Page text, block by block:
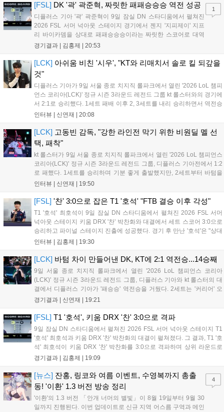
[FSL] DK '곽' 곽준혁, 짜릿한 패패승승승 역전 성공
디플러스 기아 '곽' 곽준혁이 9일 잠실 DN 스타디움에서 펼쳐진
2026 FSL 서머 넉아웃 스테이지 경기에서 젠지 '지피제이' 지프
리 바이카뎀을 상대로 패패승승승이라는 짜릿한 스코어로 대역
전에 성공하며 파이널 스테이지로 향했다. 1세트, 전반전은 서로
로 깔끔한 마무리에 성공했고, '곽...
경기결과 | 김홍제 20:53
1
[LCK] 아쉬움 비친 '시우', "KT와 리매치서 솔로 킬 되갚을
것"
디플러스 기아가 9일 서울 종로 치지직 롤파크에서 열린 '2026 LoL 챔피
언스 코리아(LCK)' 정규 시즌 3라운드 레전드 그룹 kt 롤스터와의 경기에
서 2:1로 승리했다. 1세트 패배 이후 2, 3세트를 내리 승리하면서 역전승
을 거뒀다. 14승을 달성한 디플러스 기아는 4위 kt 롤스터를 1승 차이로
인터뷰 | 신연재 20:08
[LCK] 고동빈 감독, "강한 라인전 막기 위한 비원딜 멜 선
택, 패착"
kt 롤스터가 9일 서울 종로 치지직 롤파크에서 열린 '2026 LoL 챔피언스
코리아(LCK)' 정규 시즌 3라운드 레전드 그룹, 디플러스 기아전에서 1:2
로 패했다. 1세트를 승리하며 기분 좋게 출발했지만, 2세트부터 바텀을
중심으로 게임을 풀어간 디플러스 기아의 승리 플랜을 막아내지 못했다.
인터뷰 | 신연재 19:50
[FSL] '찬' 3:0으로 잡은 T1 '호석' "FTB 결승 이후 각성"
T1 '호석' 최호석이 9일 잠실 DN 스타디움에서 펼쳐진 2026 FSL 서머
넉아웃 스테이지 키움 DRX '찬' 박찬화와 대결에서 세트 스코어 3:0으로
승리하고 파이널 스테이지 진출에 성공했다. 경기 후 만난 '호석'은 "상대
가 강하지만, 내가 할 것만 잘하면 충분히 승산이 있을 것 같았다"고 말하
인터뷰 | 김홍제 19:30
[LCK] 바텀 차이 만들어낸 DK, KT에 2:1 역전승...14승째
9일 서울 종로 치지직 롤파크에서 열린 '2026 LoL 챔피언스 코리아
(LCK)' 정규 시즌 3라운드 레전드 그룹, 디플러스 기아와 kt 롤스터의 대
결에서 디플러스 기아가 '패승승' 역전승을 거뒀다. 2세트는 '커리어' 오
현석의 메이킹과 '쇼메이커' 허수의 캐리력이 빛났고, 3세트에서는 라인
경기결과 | 신연재 19:21
[FSL] T1 '호석', 키움 DRX '찬' 3:0으로 격파
9일 잠실 DN 스타디움에서 펼쳐진 2026 FSL 서머 넉아웃 스테이지 T1
'호석' 최호석과 키움 DRX '찬' 박찬화의 대결이 펼쳐졌다. 그 결과, T1 '호
석' 최호석이 키움 DRX '찬' 박찬화를 3:0으로 격파하며 상위 라운드로
진출했고, '찬'은 탈락하고 말았다. 경기 초반, 5분 만에 골 찬스를 잡은
경기결과 | 김홍제 19:09
[뉴스] 잔홍, 링코와 여름 이벤트, 수영복까지 총출
동! '이환' 1.3 버전 방송 정리
'이환'의 1.3 버전 「안개 너머의 별빛」이 8월 19일부터 9월 30
일까지 진행된다. 이번 업데이트로 신규 지역 어스름 구역과 메인
4